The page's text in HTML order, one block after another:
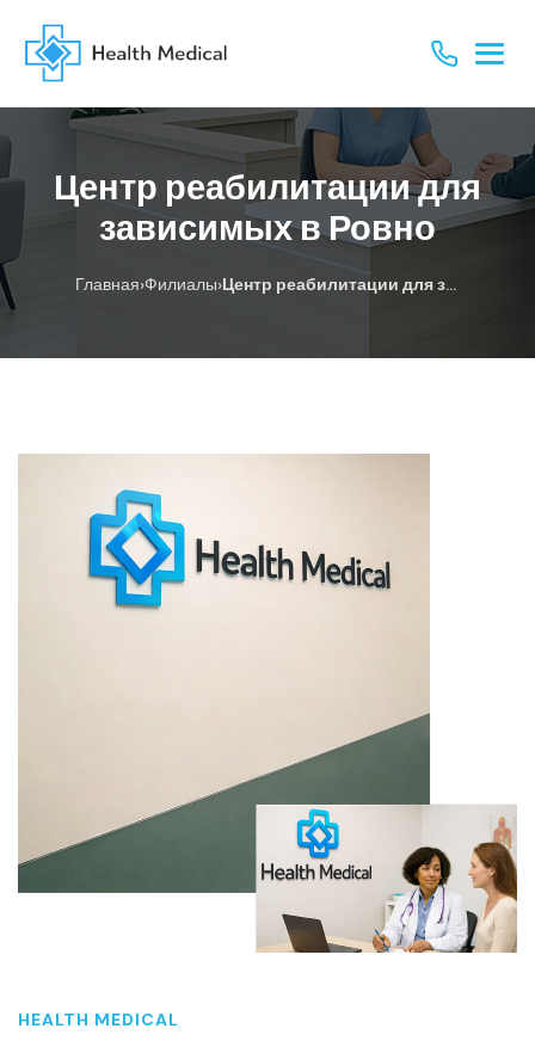
Центр реабилитации для
зависимых в Ровно
Главная›Филиалы› Центр реабилитации для зависимых в Ровно
HEALTH MEDICAL